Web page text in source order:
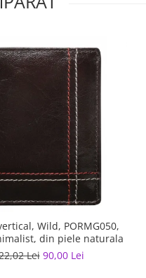
Wild, PORMG050,
din piele naturala
Lei 90,00 Lei